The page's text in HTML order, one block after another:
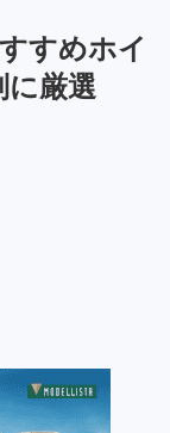
すめホイ
に厳選